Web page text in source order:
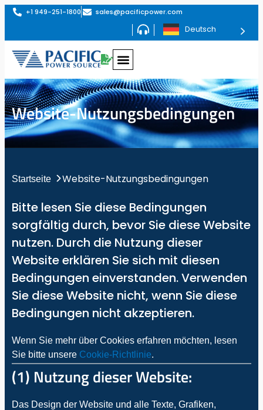
+1 949-251-1800 sales@pacificpower.com
Deutsch
Website-Nutzungsbedingungen
Startseite Website-Nutzungsbedingungen
Bitte lesen Sie diese Bedingungen
sorgfältig durch, bevor Sie diese Website
nutzen. Durch die Nutzung dieser
Website erklären Sie sich mit diesen
Bedingungen einverstanden. Verwenden
Sie diese Website nicht, wenn Sie diese
Bedingungen nicht akzeptieren.
Wenn Sie mehr über Cookies erfahren möchten, lesen
Sie bitte unsere Cookie-Richtlinie.
(1) Nutzung dieser Website:
Das Design der Website und alle Texte, Grafiken,